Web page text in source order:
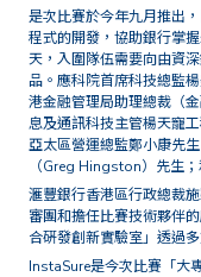
是次比賽於今年九月推出
程式的開發，協助銀行掌
天，入圍隊伍需要向由資
品。應科院首席科技總監
港金融管理局助理總裁（
息及通訊科技主管楊天寵
亞太區營運總監鄭小康先
（Greg Hingston）先生
滙豐銀行香港區行政總裁
審團和擔任比賽技術夥伴
合硏發創新實驗室」透過
InstaSure是今次比賽「大